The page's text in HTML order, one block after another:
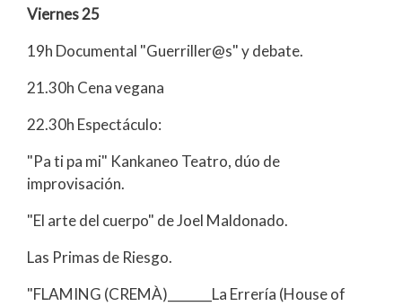
Viernes 25
19h Documental "Guerriller@s" y debate.
21.30h Cena vegana
22.30h Espectáculo:
"Pa ti pa mi" Kankaneo Teatro, dúo de
improvisación.
"El arte del cuerpo" de Joel Maldonado.
Las Primas de Riesgo.
"FLAMING (CREMÀ)_______La Errería (House of